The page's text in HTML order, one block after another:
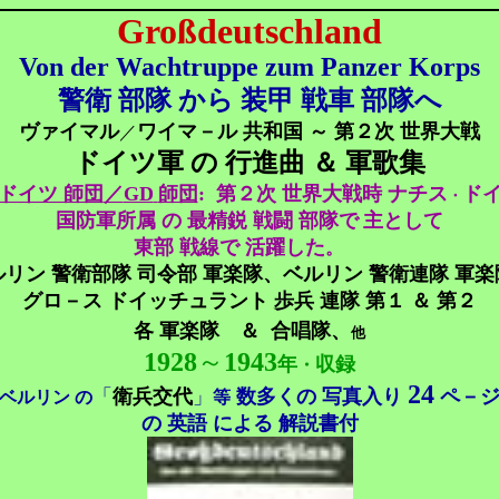
Großdeutschland
Von der Wachtruppe zum Panzer Korps
警衛 部隊 から 装甲 戦車 部隊へ
ヴァイマル／ ワイマ－ル 共和国 ～ 第２次 世界大戦
ドイツ軍 の 行進曲 ＆ 軍歌集
イツ 師団 ／GD 師団 : 第２次 世界大戦時 ナチス ・
ド
国防軍所属 の 最精鋭 戦闘 部隊で 主として
東部 戦線で 活躍した。
ン 警衛部隊 司令部 軍楽隊、ベルリン 警衛連隊 軍楽
グロ－ス ドイッチュラント 歩兵 連隊 第１ ＆ 第２
各 軍楽隊 ＆ 合唱隊、 他
1928～ 1943年 ・ 収録
ベルリン の 「 衛兵交代 」 等 数多くの 写真入り 24 ペ－ジ
の 英語 による 解説書付